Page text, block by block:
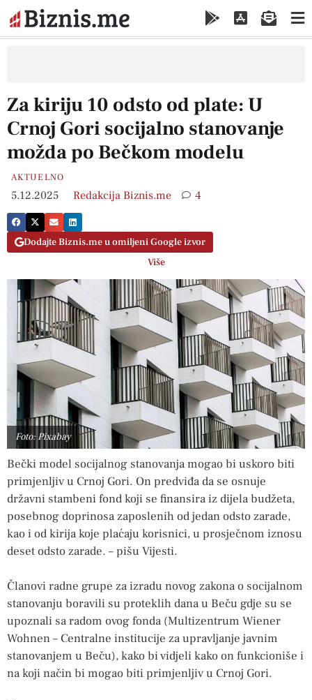
Za kiriju 10 odsto od plate: U
Crnoj Gori socijalno stanovanje
možda po Bečkom modelu
AKTUELNO
5.12.2025 Redakcija Biznis.me 4
Dodajte Biznis.me u omiljeni Google izvor
Više
Foto: Pixabay
Bečki model socijalnog stanovanja mogao bi uskoro biti
primjenljiv u Crnoj Gori. On predviđa da se osnuje
državni stambeni fond koji se finansira iz dijela budžeta,
posebnog doprinosa zaposlenih od jedan odsto zarade,
kao i od kirija koje plaćaju korisnici, u prosječnom iznosu
deset odsto zarade. – pišu Vijesti.
Članovi radne grupe za izradu novog zakona o socijalnom
stanovanju boravili su proteklih dana u Beču gdje su se
upoznali sa radom ovog fonda (Multizentrum Wiener
Wohnen – Centralne institucije za upravljanje javnim
stanovanjem u Beču), kako bi vidjeli kako on funkcioniše i
na koji način bi mogao biti primjenljiv u Crnoj Gori.